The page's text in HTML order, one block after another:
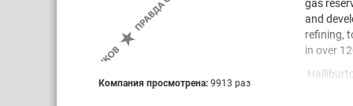
Компания просмотрена:9913 раз
gas
and
refining,
in over